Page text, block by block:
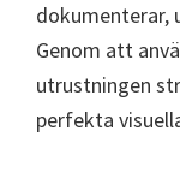
dokumenterar,
Genom att
utrustningen
perfekta